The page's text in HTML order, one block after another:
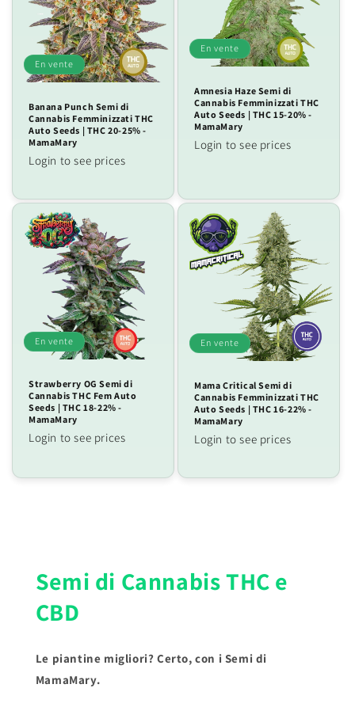
En vente
Banana Punch Semi di
Cannabis Femminizzati THC
Auto Seeds | THC 20-25% -
MamaMary
Login to see prices
En vente
Amnesia Haze Semi di
Cannabis Femminizzati THC
Auto Seeds | THC 15-20% -
MamaMary
Login to see prices
En vente
Strawberry OG Semi di
Cannabis THC Fem Auto
Seeds | THC 18-22% -
MamaMary
Login to see prices
En vente
Mama Critical Semi di
Cannabis Femminizzati THC
Auto Seeds | THC 16-22% -
MamaMary
Login to see prices
Semi di Cannabis THC e
CBD
Le piantine migliori? Certo, con i Semi di
MamaMary.